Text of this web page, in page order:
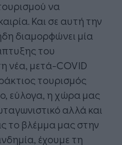
να
Και σε αυτή την
διαμορφώνει μία
του
νέα, μετά-COVID
τουρισμός
εύλογα, η χώρα μας
αλλά και
το βλέμμα μας στην
έχουμε τη